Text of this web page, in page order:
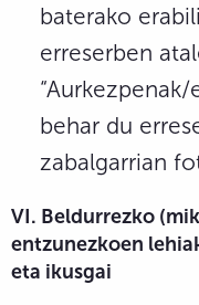
baterako
erreserben
behar du
zabalgarrian
VI. Beldurrezko
entzunezkoen
eta ikusgai